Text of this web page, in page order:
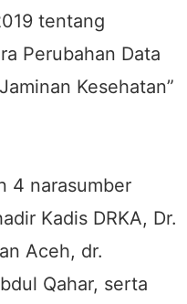
tentang
Perubahan Data
Kesehatan”
4 narasumber
Kadis DRKA, Dr.
Aceh, dr.
Qahar, serta